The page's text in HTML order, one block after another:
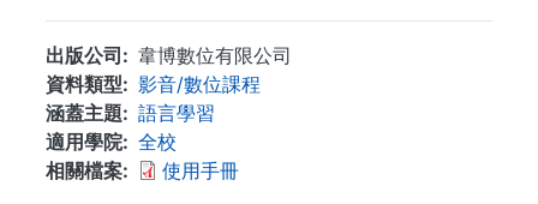
出版公司
韋博數位有限公司
資料類型
影音/數位課程
涵蓋主題
語言學習
適用學院
全校
相關檔案
使用手冊